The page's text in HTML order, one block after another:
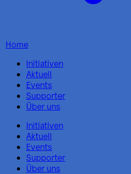
Home
Initiativen
Aktuell
Events
Supporter
Über uns
Initiativen
Aktuell
Events
Supporter
Über uns